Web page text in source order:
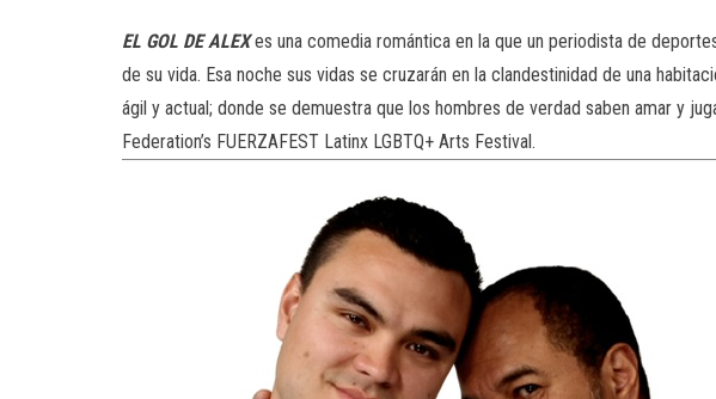
EL GOL DE ALEXes una comedia romántica en la que un periodista de
de su vida. Esa noche sus vidas se cruzarán en la clandestinidad de una
ágil y actual; donde se demuestra que los hombres de verdad saben amar y
Federation’s FUERZAFEST Latinx LGBTQ+ Arts Festival.